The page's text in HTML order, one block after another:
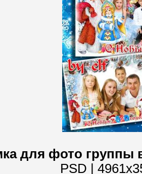
для фото группы
PSD |